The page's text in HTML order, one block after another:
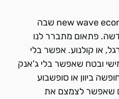
אלה שמניעים את ה new wave economy שבה
פתאום מתברר לנו
או קולנוע. אפשר בלי
ובטח שאפשר בלי ג'אנק
ביוון או סופשבוע
שאפשר לצמצם את